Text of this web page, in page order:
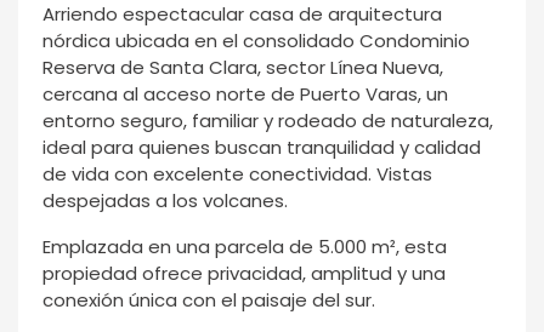
Arriendo espectacular casa de arquitectura
nórdica ubicada en el consolidado Condominio
Reserva de Santa Clara, sector Línea Nueva,
cercana al acceso norte de Puerto Varas, un
entorno seguro, familiar y rodeado de naturaleza,
ideal para quienes buscan tranquilidad y calidad
de vida con excelente conectividad. Vistas
despejadas a los volcanes.
Emplazada en una parcela de 5.000 m², esta
propiedad ofrece privacidad, amplitud y una
conexión única con el paisaje del sur.